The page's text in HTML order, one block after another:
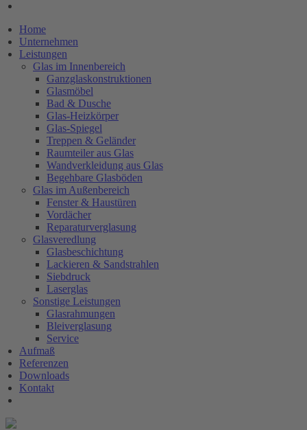
Home
Unternehmen
Leistungen
Glas im Innenbereich
Ganzglaskonstruktionen
Glasmöbel
Bad & Dusche
Glas-Heizkörper
Glas-Spiegel
Treppen & Geländer
Raumteiler aus Glas
Wandverkleidung aus Glas
Begehbare Glasböden
Glas im Außenbereich
Fenster & Haustüren
Vordächer
Reparaturverglasung
Glasveredlung
Glasbeschichtung
Lackieren & Sandstrahlen
Siebdruck
Laserglas
Sonstige Leistungen
Glasrahmungen
Bleiverglasung
Service
Aufmaß
Referenzen
Downloads
Kontakt